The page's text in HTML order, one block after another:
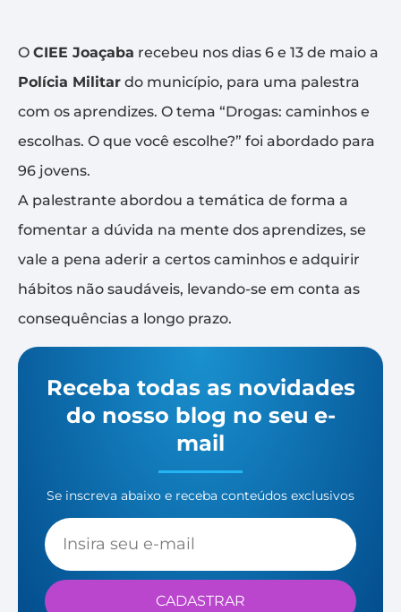
O CIEE Joaçaba recebeu nos dias 6 e 13 de maio a
Polícia Militar do município, para uma palestra
com os aprendizes. O tema “Drogas: caminhos e
escolhas. O que você escolhe?” foi abordado para
96 jovens.
A palestrante abordou a temática de forma a
fomentar a dúvida na mente dos aprendizes, se
vale a pena aderir a certos caminhos e adquirir
hábitos não saudáveis, levando-se em conta as
consequências a longo prazo.
Receba todas as novidades
do nosso blog no seu e-
mail
Se inscreva abaixo e receba conteúdos exclusivos
CADASTRAR